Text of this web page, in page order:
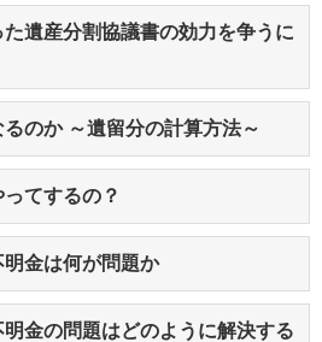
遺産分割協議書の効力を争うに
のか ～遺留分の計算方法～
てするの？
金は何が問題か
金の問題はどのように解決する